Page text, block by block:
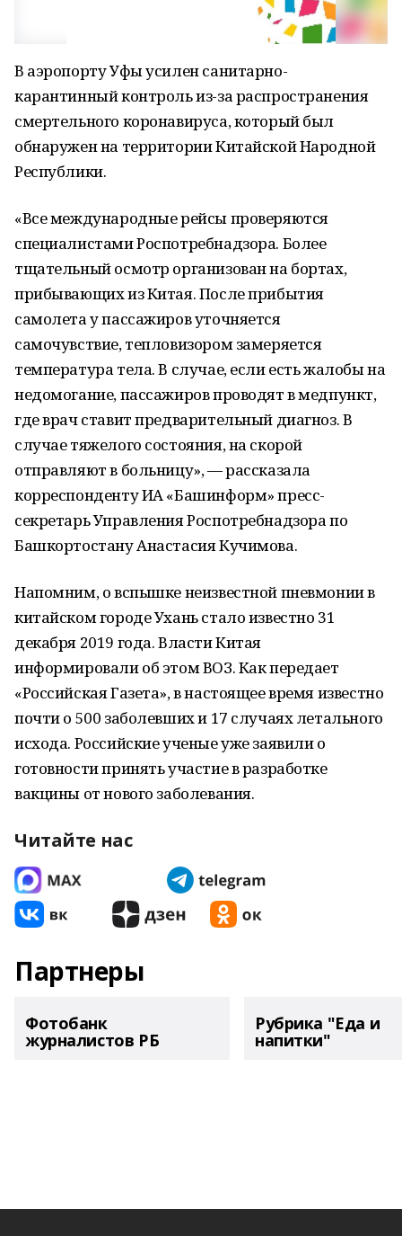
В аэропорту Уфы усилен санитарно-
карантинный контроль из-за распространения
смертельного коронавируса, который был
обнаружен на территории Китайской Народной
Республики.
«Все международные рейсы проверяются
специалистами Роспотребнадзора. Более
тщательный осмотр организован на бортах,
прибывающих из Китая. После прибытия
самолета у пассажиров уточняется
самочувствие, тепловизором замеряется
температура тела. В случае, если есть жалобы на
недомогание, пассажиров проводят в медпункт,
где врач ставит предварительный диагноз. В
случае тяжелого состояния, на скорой
отправляют в больницу», — рассказала
корреспонденту ИА «Башинформ» пресс-
секретарь Управления Роспотребнадзора по
Башкортостану Анастасия Кучимова.
Напомним, о вспышке неизвестной пневмонии в
китайском городе Ухань стало известно 31
декабря 2019 года. Власти Китая
информировали об этом ВОЗ. Как передает
«Российская Газета», в настоящее время известно
почти о 500 заболевших и 17 случаях летального
исхода. Российские ученые уже заявили о
готовности принять участие в разработке
вакцины от нового заболевания.
Читайте нас
Партнеры
Фотобанк
журналистов РБ
Рубрика "Еда и
напитки"